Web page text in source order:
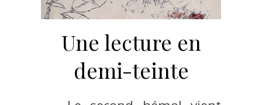
Une lecture en
demi-teinte